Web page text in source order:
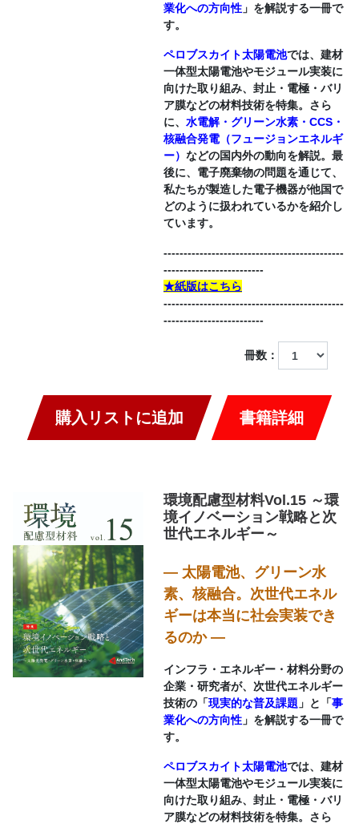
業化への方向性 」を解説する一冊で
す。
ペロブスカイト太陽電池では、建材
一体型太陽電池やモジュール実装に
向けた取り組み、封止・電極・バリ
ア膜などの材料技術を特集。さら
に、 水電解・グリーン水素・CCS・
核融合発電（フュージョンエネルギ
ー） などの国内外の動向を解説。最
後に、電子廃棄物の問題を通じて、
私たちが製造した電子機器が他国で
どのように扱われているかを紹介し
ています。
---------------------------------------------
-------------------------
★紙版はこちら
---------------------------------------------
-------------------------
冊数：
購入リストに追加 書籍詳細
環境配慮型材料Vol.15 ～環
境イノベーション戦略と次
世代エネルギー～
― 太陽電池、グリーン水
素、核融合。次世代エネル
ギーは本当に社会実装でき
るのか ―
インフラ・エネルギー・材料分野の
企業・研究者が、次世代エネルギー
技術の「現実的な普及課題 」と「事
業化への方向性 」を解説する一冊で
す。
ペロブスカイト太陽電池では、建材
一体型太陽電池やモジュール実装に
向けた取り組み、封止・電極・バリ
ア膜などの材料技術を特集。さら